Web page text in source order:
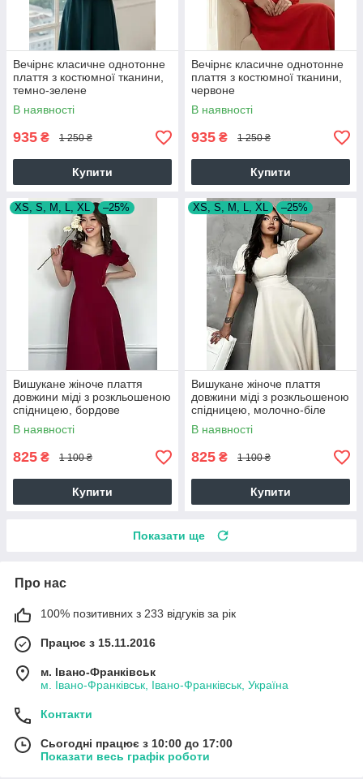
Вечірнє класичне однотонне
плаття з костюмної тканини,
темно-зелене
В наявності
935 ₴ 1 250 ₴
Купити
Вечірнє класичне однотонне
плаття з костюмної тканини,
червоне
В наявності
935 ₴ 1 250 ₴
Купити
XS, S, M, L, XL –25%
Вишукане жіноче плаття
довжини міді з розкльошеною
спідницею, бордове
В наявності
825 ₴ 1 100 ₴
Купити
XS, S, M, L, XL –25%
Вишукане жіноче плаття
довжини міді з розкльошеною
спідницею, молочно-біле
В наявності
825 ₴ 1 100 ₴
Купити
Показати ще
Про нас
100% позитивних з 233 відгуків за рік
Працює з 15.11.2016
м. Івано-Франківськ
м. Івано-Франківськ, Івано-Франківськ, Україна
Контакти
Сьогодні працює з 10:00 до 17:00
Показати весь графік роботи